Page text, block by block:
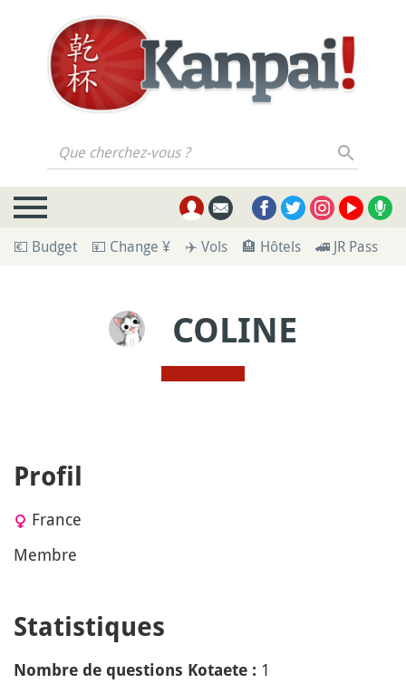
Que cherchez-vous ?
💶 Budget 💴 Change ¥ ✈️ Vols 🏨 Hôtels 🚄 JR Pass
COLINE
Profil
France
Membre
Statistiques
Nombre de questions Kotaete : 1